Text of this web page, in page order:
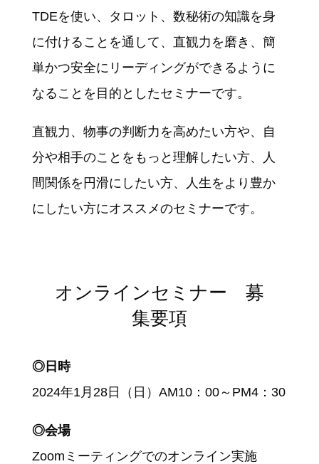
TDEを使い、タロット、数秘術の知識を身
に付けることを通して、直観力を磨き、簡
単かつ安全にリーディングができるように
なることを目的としたセミナーです。
直観力、物事の判断力を高めたい方や、自
分や相手のことをもっと理解したい方、人
間関係を円滑にしたい方、人生をより豊か
にしたい方にオススメのセミナーです。
オンラインセミナー 募
集要項
◎日時
2024年1月28日（日）AM10：00～PM4：30
◎会場
Zoomミーティングでのオンライン実施